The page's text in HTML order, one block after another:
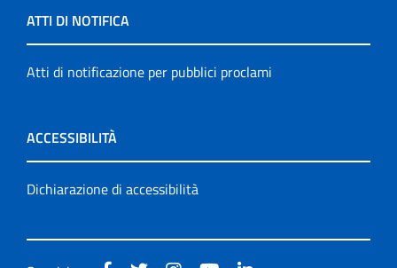
ATTI DI NOTIFICA
Atti di notificazione per pubblici proclami
ACCESSIBILITÀ
Dichiarazione di accessibilità